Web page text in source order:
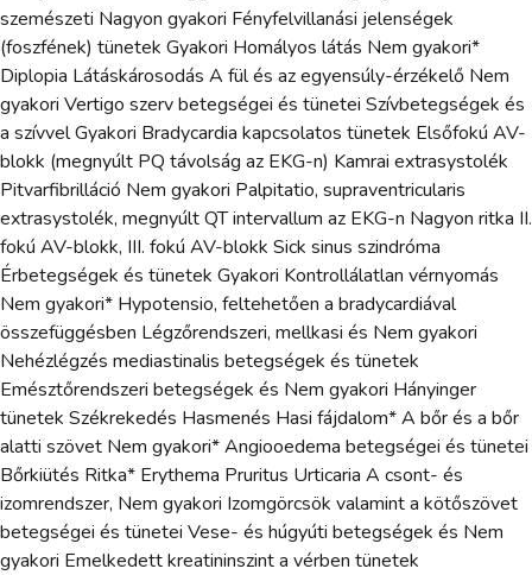
szemészeti Nagyon gyakori Fényfelvillanási jelenségek
(foszfének) tünetek Gyakori Homályos látás Nem gyakori*
Diplopia Látáskárosodás A fül és az egyensúly-érzékelő Nem
gyakori Vertigo szerv betegségei és tünetei Szívbetegségek és
a szívvel Gyakori Bradycardia kapcsolatos tünetek Elsőfokú AV-
blokk (megnyúlt PQ távolság az EKG-n) Kamrai extrasystolék
Pitvarfibrilláció Nem gyakori Palpitatio, supraventricularis
extrasystolék, megnyúlt QT intervallum az EKG-n Nagyon ritka II.
fokú AV-blokk, III. fokú AV-blokk Sick sinus szindróma
Érbetegségek és tünetek Gyakori Kontrollálatlan vérnyomás
Nem gyakori* Hypotensio, feltehetően a bradycardiával
összefüggésben Légzőrendszeri, mellkasi és Nem gyakori
Nehézlégzés mediastinalis betegségek és tünetek
Emésztőrendszeri betegségek és Nem gyakori Hányinger
tünetek Székrekedés Hasmenés Hasi fájdalom* A bőr és a bőr
alatti szövet Nem gyakori* Angiooedema betegségei és tünetei
Bőrkiütés Ritka* Erythema Pruritus Urticaria A csont- és
izomrendszer, Nem gyakori Izomgörcsök valamint a kötőszövet
betegségei és tünetei Vese- és húgyúti betegségek és Nem
gyakori Emelkedett kreatininszint a vérben tünetek